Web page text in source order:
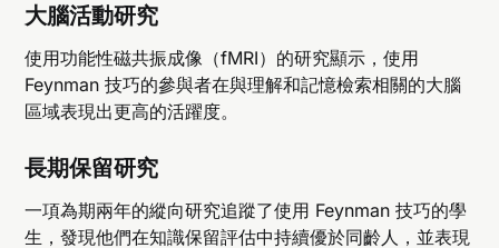
大腦活動研究
使用功能性磁共振成像（fMRI）的研究顯示，使用
Feynman 技巧的參與者在與理解和記憶檢索相關的大腦
區域表現出更高的活躍度。
長期保留研究
一項為期兩年的縱向研究追蹤了使用 Feynman 技巧的學
生，發現他們在知識保留評估中持續優於同齡人，並表現